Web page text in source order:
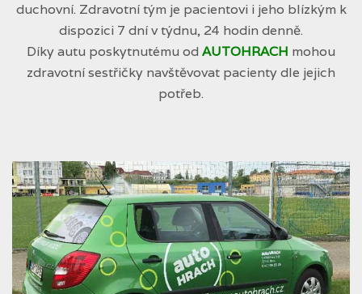
duchovní. Zdravotní tým je pacientovi i jeho blízkým k
dispozici 7 dní v týdnu, 24 hodin denně.
Díky autu poskytnutému od AUTOHRACH mohou
zdravotní sestřičky navštěvovat pacienty dle jejich
potřeb.